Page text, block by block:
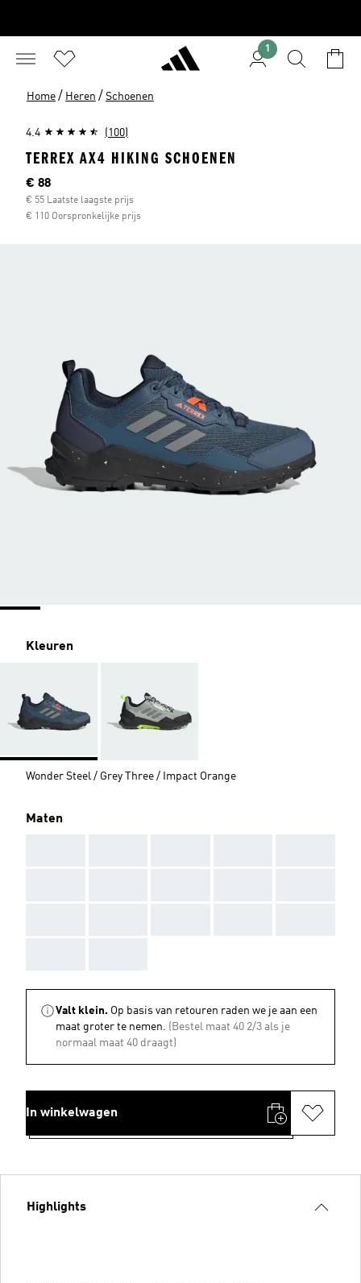
1
Home / Heren / Schoenen
4.4 (100)
TERREX AX4 HIKING SCHOENEN
Huidige prijs
€ 88
€ 55 Laatste laagste prijs
€ 110 Oorspronkelijke prijs
Kleuren
Wonder Steel / Grey Three / Impact Orange
Maten
Valt klein. Op basis van retouren raden we je aan een
maat groter te nemen. (Bestel maat 40 2/3 als je
normaal maat 40 draagt)
In winkelwagen
Highlights